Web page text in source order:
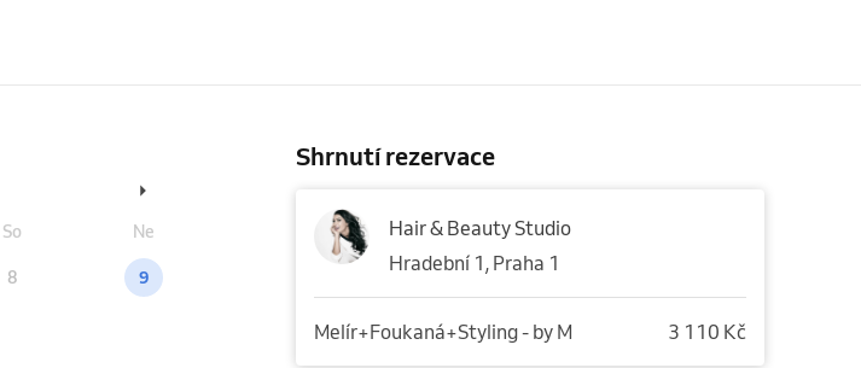
So Ne
8 9
Shrnutí rezervace
Hair & Beauty Studio
Hradební 1, Praha 1
Melír+Foukaná+Styling - by M 3 110 Kč